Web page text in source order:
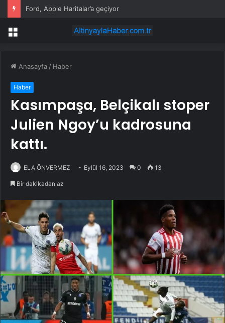
Ford, Apple Haritalar’a geçiyor
Menü
Anasayfa / Haber
Haber
Kasımpaşa, Belçikalı stoper
Julien Ngoy’u kadrosuna
kattı.
ELA ÖNVERMEZ Eylül 16, 2023 0 13
Bir dakikadan az